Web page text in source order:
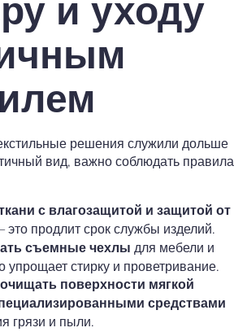
и уходу
решения служили дольше
вид, важно соблюдать правила
с влагозащитой и защитой от
продлит срок службы изделий.
съемные чехлы для мебели и
упрощает стирку и проветривание.
поверхности мягкой
средствами
грязи и пыли.